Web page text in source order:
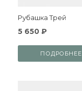
Рубашка Трей
5 650 ₽
ПОДРОБНЕЕ